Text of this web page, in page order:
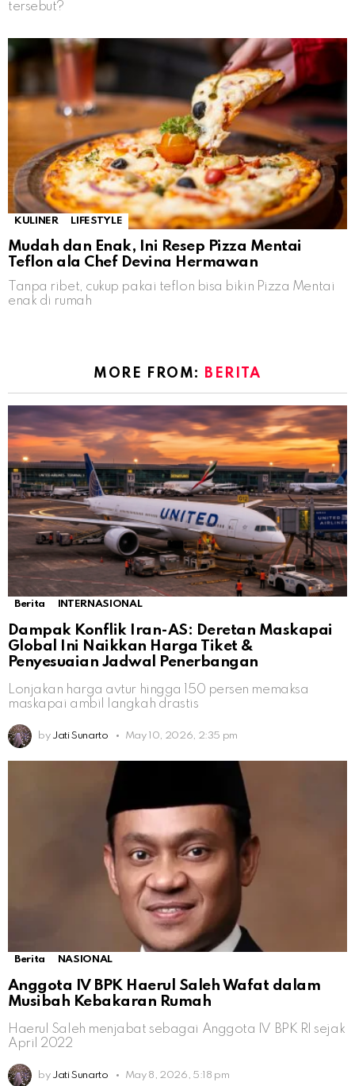
tersebut?
KULINER LIFESTYLE
Mudah dan Enak, Ini Resep Pizza Mentai
Teflon ala Chef Devina Hermawan
Tanpa ribet, cukup pakai teflon bisa bikin Pizza Mentai
enak di rumah
MORE FROM: BERITA
Berita INTERNASIONAL
Dampak Konflik Iran-AS: Deretan Maskapai
Global Ini Naikkan Harga Tiket &
Penyesuaian Jadwal Penerbangan
Lonjakan harga avtur hingga 150 persen memaksa
maskapai ambil langkah drastis
by Jati Sunarto May 10, 2026, 2:35 pm
Berita NASIONAL
Anggota IV BPK Haerul Saleh Wafat dalam
Musibah Kebakaran Rumah
Haerul Saleh menjabat sebagai Anggota IV BPK RI sejak
April 2022
by Jati Sunarto May 8, 2026, 5:18 pm